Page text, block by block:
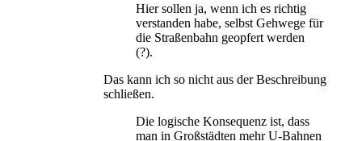
Hier sollen ja, wenn ich es richtig
verstanden habe, selbst Gehwege für
die Straßenbahn geopfert werden
(?).
Das kann ich so nicht aus der Beschreibung
schließen.
Die logische Konsequenz ist, dass
man in Großstädten mehr U-Bahnen